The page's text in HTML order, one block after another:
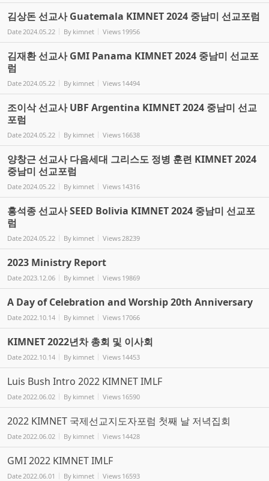
김상돈 선교사 Guatemala KIMNET 2024 중남미 선교포럼
Date2024.05.22 By kimnet Views 19956
김재환 선교사 GMI Panama KIMNET 2024 중남미 선교포
럼
Date2024.05.22 By kimnet Views 14494
조이삭 선교사 UBF Argentina KIMNET 2024 중남미 선교
포럼
Date2024.05.22 By kimnet Views 16638
양창근 선교사 다음세대 그리스도 정병 훈련 KIMNET 2024
중남미 선교포럼
Date2024.05.22 By kimnet Views 14316
홍석종 선교사 SEED Bolivia KIMNET 2024 중남미 선교포
럼
Date2024.05.22 By kimnet Views28239
2023 Ministry Report
Date2023.12.06 By kimnet Views 19869
A Day of Celebration and Worship 20th Anniversary
Date2022.10.14 By kimnet Views 17066
KIMNET 2022년차 총회 및 이사회
Date2022.10.14 By kimnet Views 14453
Luis Bush Intro 2022 KIMNET IMLF
Date2022.06.02 By kimnet Views 16590
2022 KIMNET 국제선교지도자포럼 첫째 날 저녁집회
Date2022.06.02 By kimnet Views 14428
GMI 2022 KIMNET IMLF
Date2022.06.01 By kimnet Views 16593